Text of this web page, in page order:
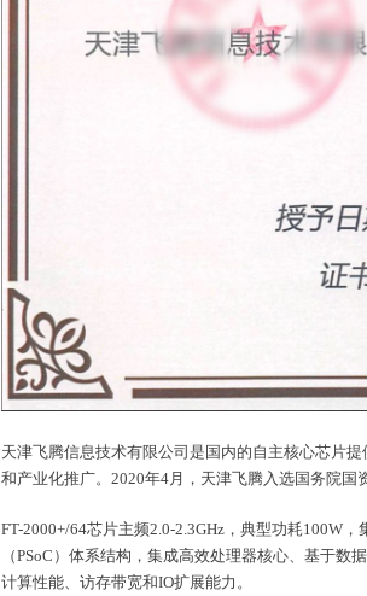
天津飞腾信息技术有限公司是国内的自主核心芯片
和产业化推广。2020年4月，天津飞腾入选国务院国
FT-2000+/64芯片主频2.0-2.3GHz，典型功耗100W
（PSoC）体系结构，集成高效处理器核心、基于
计算性能、访存带宽和IO扩展能力。